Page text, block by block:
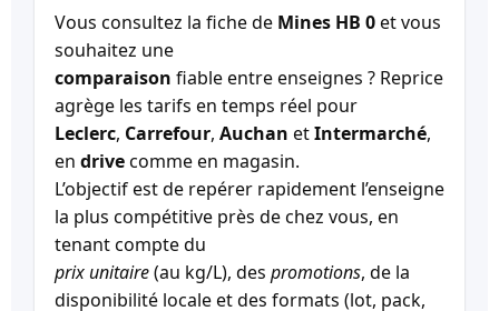
Vous consultez la fiche de Mines HB 0et vous
souhaitez une
comparaison fiable entre enseignes ? Reprice
agrège les tarifs en temps réel pour
Leclerc, Carrefour, Auchan etIntermarché,
en drivecomme en magasin.
L’objectif est de repérer rapidement l’enseigne
la plus compétitive près de chez vous, en
tenant compte du
prix unitaire(au kg/L), des promotions, de la
disponibilité locale et des formats (lot, pack,